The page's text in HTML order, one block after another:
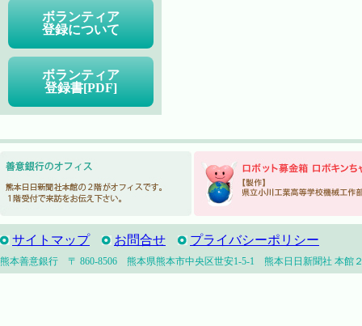
ボランティア
登録について
ボランティア
登録書[PDF]
サイトマップ お問合せ プライバシーポリシー
熊本善意銀行 〒 860-8506 熊本県熊本市中央区世安1-5-1 熊本日日新聞社 本館